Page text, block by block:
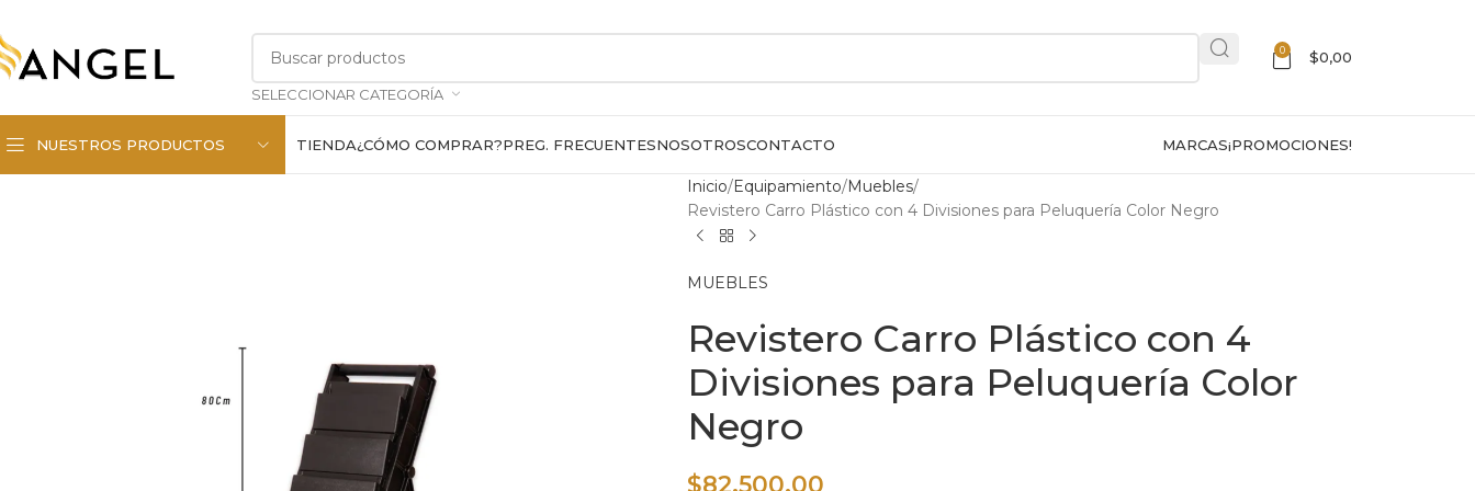
SELECCIONAR CATEGORÍA
0 $0,00
NUESTROS PRODUCTOS TIENDA¿CÓMO COMPRAR?PREG. FRECUENTESNOSOTROSCONTACTO MARCAS¡PROMOCIONES!
Inicio Equipamiento Muebles
Revistero Carro Plástico con 4 Divisiones para Peluquería Color Negro
MUEBLES
Revistero Carro Plástico con 4
Divisiones para Peluquería Color
Negro
$82.500,00